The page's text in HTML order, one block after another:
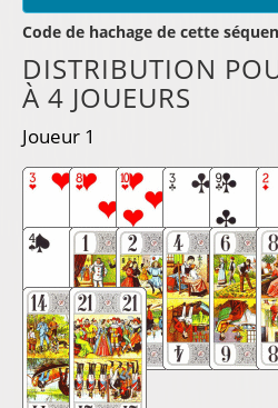
Code de hachage de cette
DISTRIBUTION
À 4 JOUEURS
Joueur 1